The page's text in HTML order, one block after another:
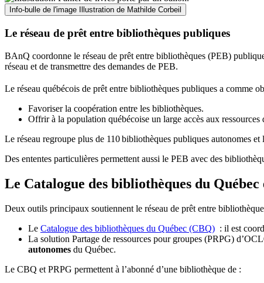
Info-bulle de l'image Illustration de Mathilde Corbeil
Le réseau de prêt entre bibliothèques publiques
BAnQ coordonne le réseau de prêt entre bibliothèques (PEB)
réseau et de transmettre des demandes de PEB.
Le réseau québécois de prêt entre bibliothèques publiques a comme
Favoriser la coopération entre les bibliothèques.
Offrir à la population québécoise un large accès aux
Le réseau regroupe plus de 110bibliothèques publiques autonomes et l
Des ententes particulières permettent aussi le PEB avec des
Le Catalogue des bibliothèques du
Deux outils principaux soutiennent le réseau de prêt entre
Le Catalogue des bibliothèques du Québec (CBQ) : il est
La solution Partage de ressources pour groupes (PRPG)
autonomes du Québec.
Le CBQ et PRPG permettent à l’abonné d’une bibliothèque de :